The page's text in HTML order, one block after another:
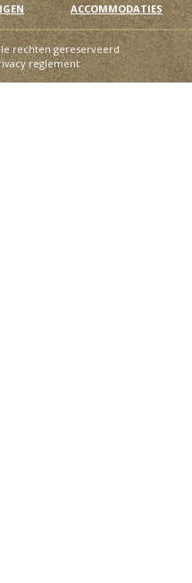
ACCOMMODATIES
rechten gereserveerd
reglement